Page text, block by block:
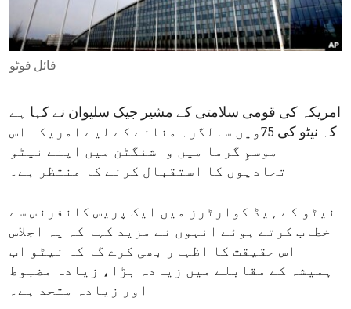
ENVIRONMENT AND HEALTH
IDEALS AND INSTITUTIONS
فائل فوٹو
امریکہ کی قومی سلامتی کے مشیر جیک سلیوان نے کہا ہے
کہ نیٹو کی 75ویں سالگرہ منانے کے لیے امریکہ اس
موسمِ گرما میں واشنگٹن میں اپنے نیٹو
اتحادیوں کا استقبال کرنے کا منتظر ہے۔
نیٹو کے ہیڈ کوارٹرز میں ایک پریس کانفرنس سے
خطاب کرتے ہوئے انہوں نے مزید کہا کہ یہ اجلاس
اس حقیقت کا اظہار بھی کرے گا کہ نیٹو اب
ہمیشہ کے مقابلے میں زیادہ بڑا، زیادہ مضبوط
اور زیادہ متحد ہے۔